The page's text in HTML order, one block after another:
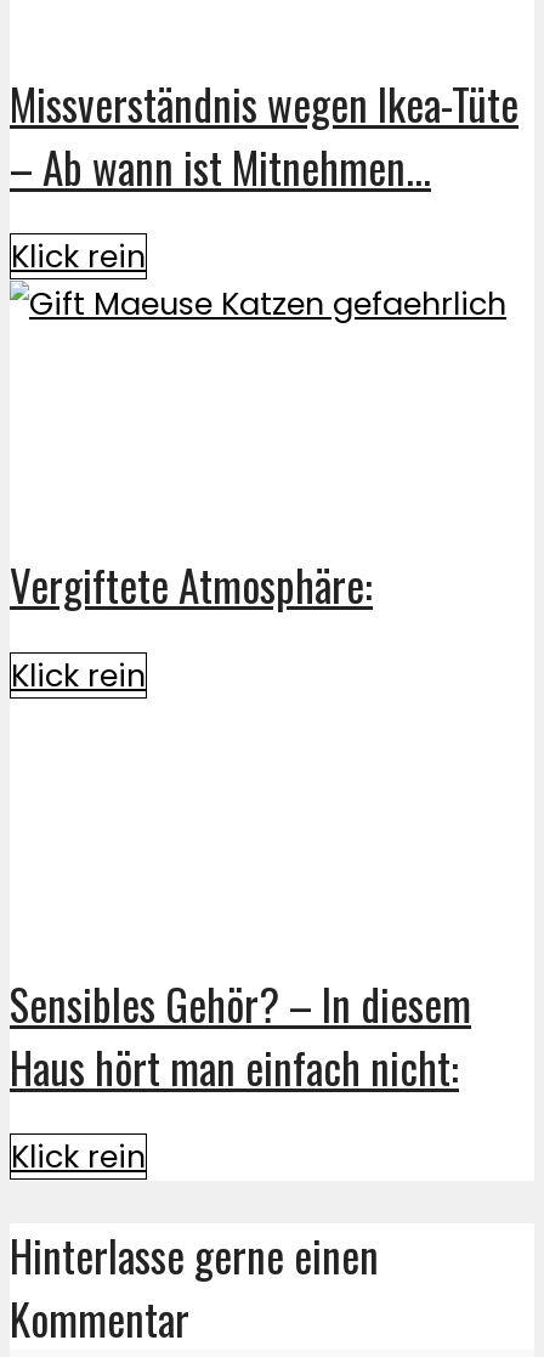
Missverständnis wegen Ikea-Tüte
– Ab wann ist Mitnehmen...
Klick rein
Vergiftete Atmosphäre:
Klick rein
Sensibles Gehör? – In diesem
Haus hört man einfach nicht:
Klick rein
Hinterlasse gerne einen
Kommentar